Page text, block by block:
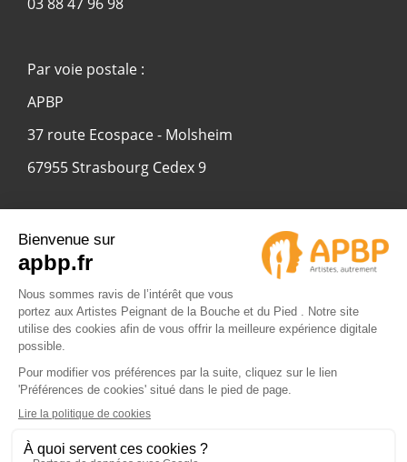
Par voie postale :
APBP
37 route Ecospace - Molsheim
67955 Strasbourg Cedex 9
© 2024 APBP